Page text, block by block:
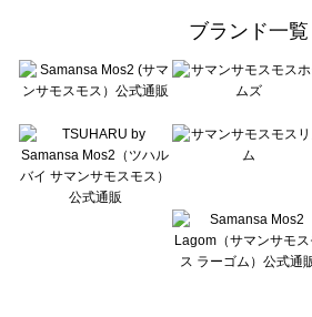
Te chichi（テチチ）の一覧
Te chichi CLASSIC（テチチ クラシック）の一覧
Lugnoncure（ルノンキュール）の一覧
BETTY'S BLUE（べティーズブルー）の一覧
Wpc.（ワールドパーティー）の一覧
ブランド一覧